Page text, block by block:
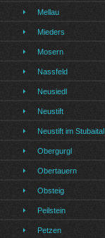
Mellau
Mieders
Mosern
Nassfeld
Neusiedl
Neustift
Neustift im Stubaital
Obergurgl
Obertauern
Obsteig
Peilstein
Petzen